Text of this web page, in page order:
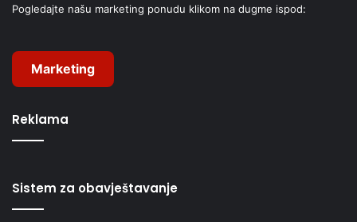
Pogledajte našu marketing ponudu klikom na dugme ispod:
Marketing
Reklama
Sistem za obavještavanje